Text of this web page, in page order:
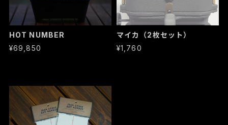
HOT NUMBER
¥69,850
マイカ（2枚セット）
¥1,760